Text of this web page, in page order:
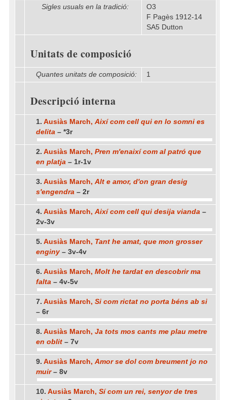
Sigles usuals en la tradició:
O3
F Pagès 1912-14
SA5 Dutton
Unitats de composició
Quantes unitats de composició: 1
Descripció interna
1. Ausiàs March, Així com cell qui en lo somni es
delita – *3r
2. Ausiàs March, Pren m'enaixí com al patró que
en platja – 1r-1v
3. Ausiàs March, Alt e amor, d'on gran desig
s'engendra – 2r
4. Ausiàs March, Així com cell qui desija vianda –
2v-3v
5. Ausiàs March, Tant he amat, que mon grosser
enginy – 3v-4v
6. Ausiàs March, Molt he tardat en descobrir ma
falta – 4v-5v
7. Ausiàs March, Si com rictat no porta béns ab si
– 6r
8. Ausiàs March, Ja tots mos cants me plau metre
en oblit – 7v
9. Ausiàs March, Amor se dol com breument jo no
muir– 8v
10. Ausiàs March, Sí com un rei, senyor de tres